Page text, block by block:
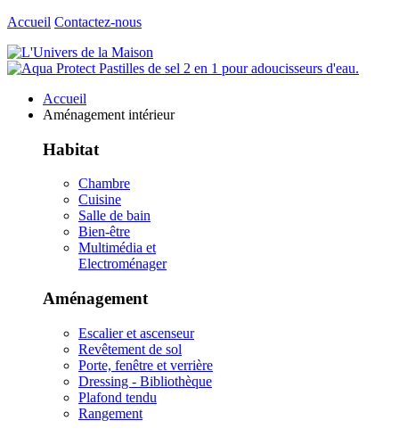
Accueil Contactez-nous
Accueil
Aménagement intérieur
Habitat
Chambre
Cuisine
Salle de bain
Bien-être
Multimédia et
Electroménager
Aménagement
Escalier et ascenseur
Revêtement de sol
Porte, fenêtre et verrière
Dressing - Bibliothèque
Plafond tendu
Rangement